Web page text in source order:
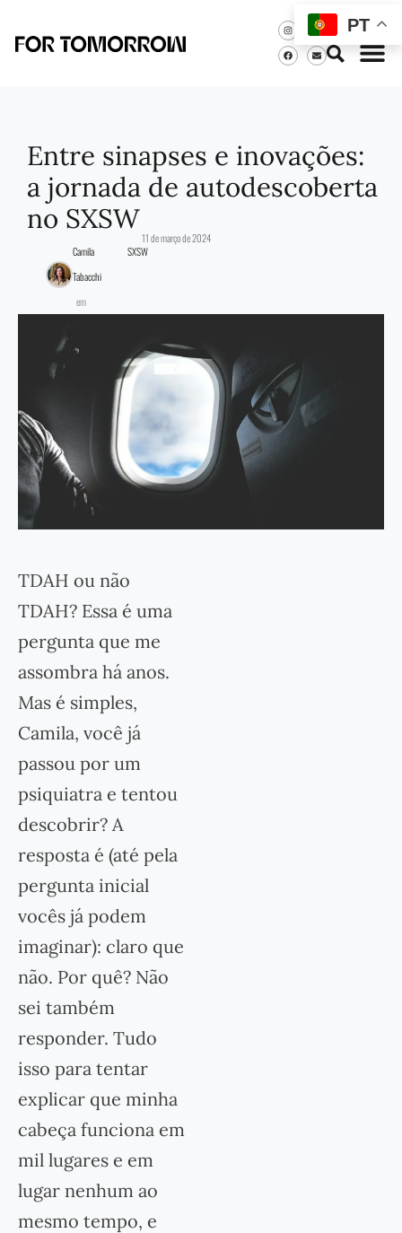
Entre sinapses e inovações:
a jornada de autodescoberta
no SXSW
Camila
Tabacchi
em
SXSW
11 de março de 2024
TDAH ou não
TDAH? Essa é uma
pergunta que me
assombra há anos.
Mas é simples,
Camila, você já
passou por um
psiquiatra e tentou
descobrir? A
resposta é (até pela
pergunta inicial
vocês já podem
imaginar): claro que
não. Por quê? Não
sei também
responder. Tudo
isso para tentar
explicar que minha
cabeça funciona em
mil lugares e em
lugar nenhum ao
mesmo tempo, e
PT